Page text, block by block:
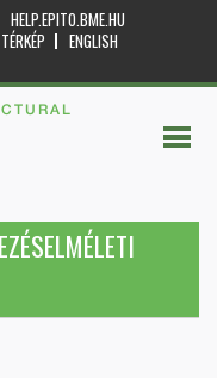
HELP.EPITO.BME.HU
TÉRKÉP
ENGLISH